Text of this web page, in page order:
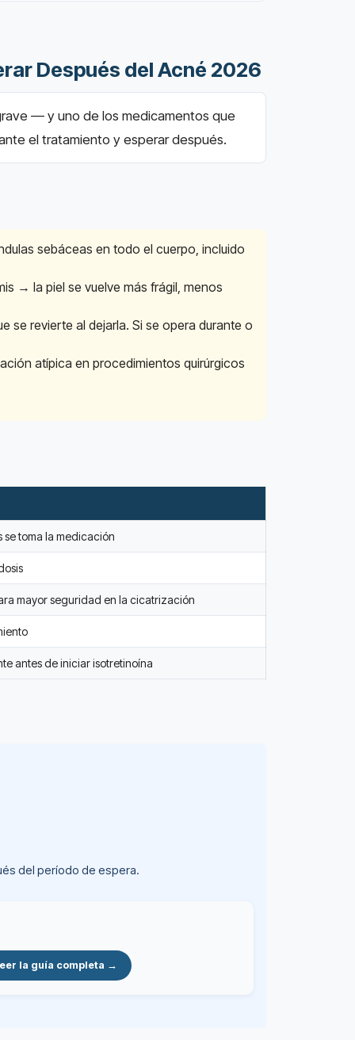
Después del Acné 2026
— y uno de los medicamentos que
el tratamiento y esperar después.
sebáceas en todo el cuerpo, incluido
→ la piel se vuelve más frágil, menos
revierte al dejarla. Si se opera durante o
atípica en procedimientos quirúrgicos
toma la medicación
mayor seguridad en la cicatrización
antes de iniciar isotretinoína
del período de espera.
la guía completa →